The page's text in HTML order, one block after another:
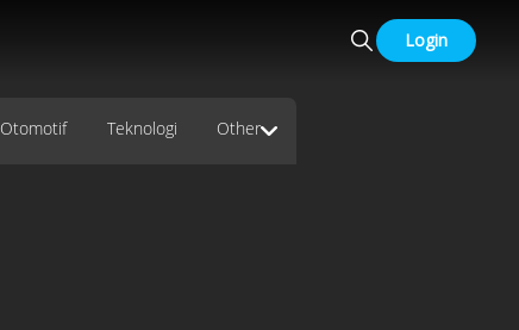
Login
Otomotif Teknologi Other